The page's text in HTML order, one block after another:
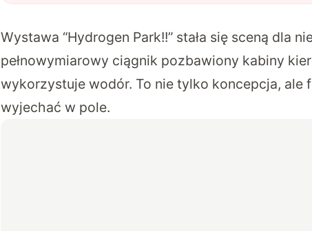
Wystawa “Hydrogen Park!!” stała się sceną dla
pełnowymiarowy ciągnik pozbawiony kabiny
wykorzystuje wodór. To nie tylko koncepcja,
wyjechać w pole.